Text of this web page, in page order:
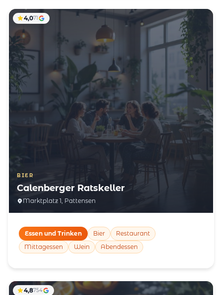
BIER
Calenberger Ratskeller
Marktplatz 1, Pattensen
4,071
Essen und Trinken Bier
Restaurant
Mittagessen
Wein Abendessen
4,8754